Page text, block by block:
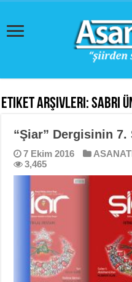
Etiket Arşivleri:Sabri
“Şiar” Dergisinin 7.
7 Ekim 2016
3,465